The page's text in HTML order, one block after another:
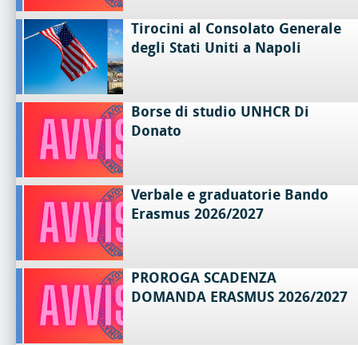
Tirocini al Consolato Generale
degli Stati Uniti a Napoli
Borse di studio UNHCR Di
Donato
Verbale e graduatorie Bando
Erasmus 2026/2027
PROROGA SCADENZA
DOMANDA ERASMUS 2026/2027